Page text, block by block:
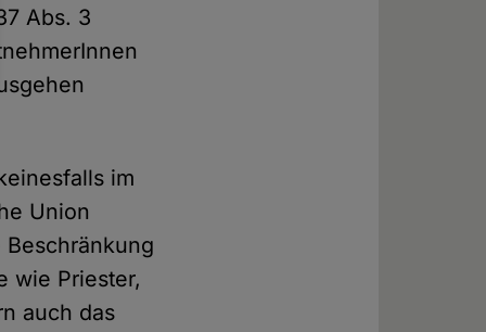
Abs. 3
im
Union
wie Priester,
auch das